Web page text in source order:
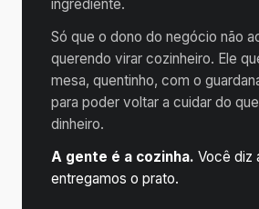
ingrediente.
Só que o dono do negócio não
querendo virar cozinheiro. Ele
mesa, quentinho, com o
para poder voltar a cuidar do
dinheiro.
A gente é a cozinha. Você diz
entregamos o prato.